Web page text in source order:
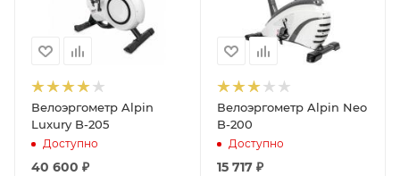
Велоэргометр Alpin
Luxury B-205
Доступно
40 600 ₽
Велоэргометр Alpin Neo
B-200
Доступно
15 717₽